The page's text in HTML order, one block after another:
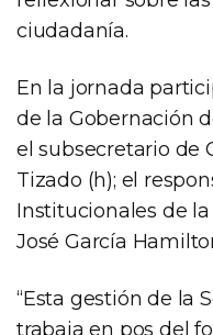
ciudadanía.
En la jornada
de la Gobernación
el subsecretario de
Tizado (h); el
Institucionales de
José García
“Esta gestión de la
trabaja en pos del